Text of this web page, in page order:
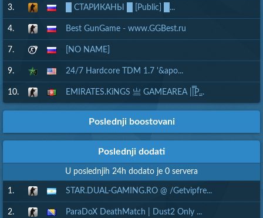
3. █ СТАРИКАНЫ █ [Public] █...
4. Best GunGame - www.GGBest.ru
7. [NO NAME]
9. 24/7 Hardcore TDM 1.7 '&apo...
10. EMIRATES.KiNGS 亗 GAMEAREA ||͇̿P͇...
Poslednji boostovani
Poslednji dodati
U poslednjih 24h dodato je 0 servera
1. STAR.DUAL-GAMING.RO @ /Getvipfre...
2. ParaDoX DeathMatch | Dust2 Only ...